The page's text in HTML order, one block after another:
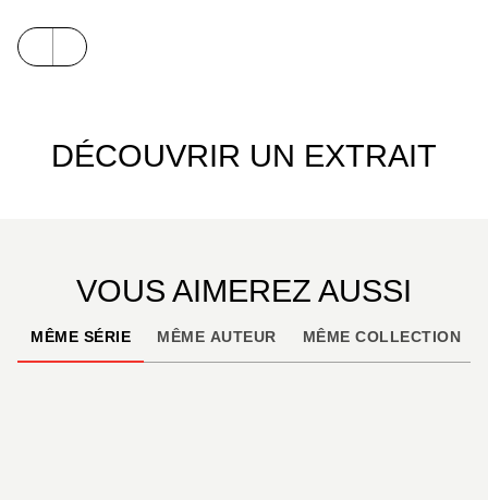
Bien évidemment, les aventures de CHI continue en
Glénat Poche… Elle a tellement de choses à
DÉCOUVRIR UN EXTRAIT
VOUS AIMEREZ AUSSI
MÊME SÉRIE MÊME AUTEUR MÊME COLLECTION